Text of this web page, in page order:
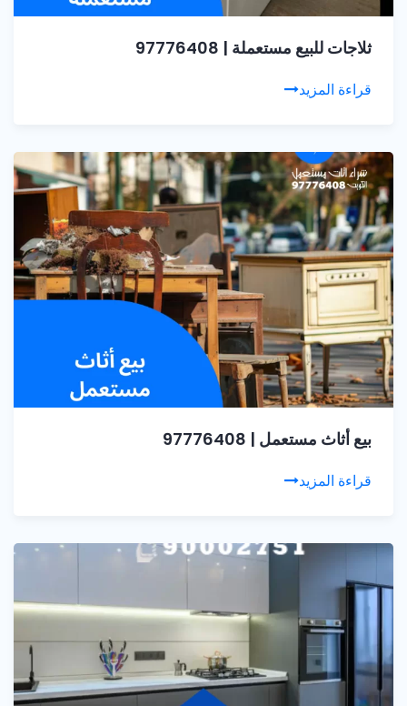
ثلاجات للبيع مستعملة | 97776408
قراءة المزيد
بيع أثاث مستعمل | 97776408
قراءة المزيد